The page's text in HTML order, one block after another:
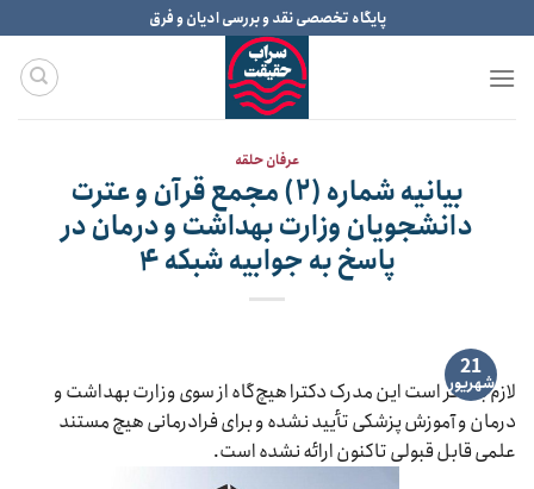
to
content
پایگاه تخصصی نقد و بررسی ادیان و فرق
عرفان حلقه
بیانیه شماره (۲) مجمع قرآن و عترت
دانشجویان وزارت بهداشت و درمان در
پاسخ به جوابیه شبکه ۴
21
شهریور
لازم به ذکر است این مدرک دکترا هیچ‌گاه از سوی وزارت بهداشت و
درمان و آموزش پزشکی تأیید نشده و برای فرادرمانی هیچ مستند
علمی قابل قبولی تاکنون ارائه نشده است.